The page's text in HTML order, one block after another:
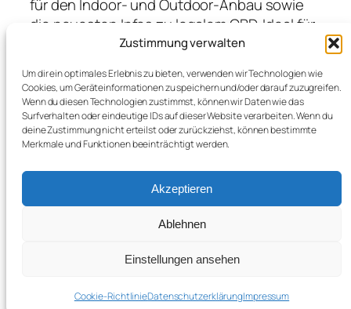
Zustimmung verwalten
Um dir ein optimales Erlebnis zu bieten, verwenden wir Technologien wie
Cookies, um Geräteinformationen zu speichern und/oder darauf zuzugreifen.
Wenn du diesen Technologien zustimmst, können wir Daten wie das
Surfverhalten oder eindeutige IDs auf dieser Website verarbeiten. Wenn du
deine Zustimmung nicht erteilst oder zurückziehst, können bestimmte
Merkmale und Funktionen beeinträchtigt werden.
Akzeptieren
Ablehnen
Einstellungen ansehen
Cookie-RichtlinieDatenschutzerklärungImpressum
für den Indoor- und Outdoor-Anbau sowie
die neuesten Infos zu legalem CBD. Ideal für
Anfänger und Profis, die hochwertige
profitieren möchten.
Blog
Veranstaltungen
Twenty Twenty-Five Gestaltet mit